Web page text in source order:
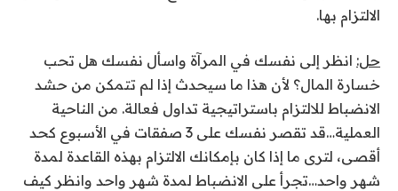
الالتزام بها.
حل: انظر إلى نفسك في المرآة واسأل نفسك هل تحب
خسارة المال؟ لأن هذا ما سيحدث إذا لم تتمكن من حشد
الانضباط للالتزام باستراتيجية تداول فعالة. من الناحية
العملية…قد تقصر نفسك على 3 صفقات في الأسبوع كحد
أقصى، لترى ما إذا كان بإمكانك الالتزام بهذه القاعدة لمدة
شهر واحد…تجرأ على الانضباط لمدة شهر واحد وانظر كيف